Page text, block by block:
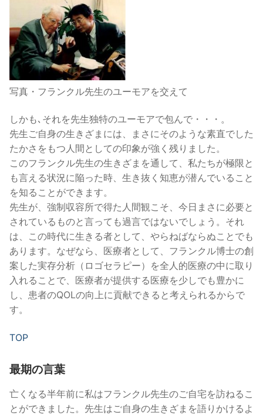
写真・フランクル先生のユーモアを交えて
しかも､それを先生独特のユーモアで包んで・・・。
先生ご自身の生きざまには、まさにそのような素直でした
たかさをもつ人間としての印象が強く残りました。
このフランクル先生の生きざまを通して、私たちが極限と
も言える状況に陥った時、生き抜く知恵が潜んでいること
を知ることができます。
先生が、強制収容所で得た人間観こそ、今日まさに必要と
されているものと言っても過言ではないでしょう。それ
は、この時代に生きる者として、やらねばならぬことでも
あります。なぜなら、医療者として、フランクル博士の創
案した実存分析（ロゴセラピー）を全人的医療の中に取り
入れることで、医療者が提供する医療を少しでも豊かに
し、患者のQOLの向上に貢献できると考えられるからで
す。
TOP
最期の言葉
亡くなる半年前に私はフランクル先生のご自宅を訪ねるこ
とができました。先生はご自身の生きざまを語りかけるよ